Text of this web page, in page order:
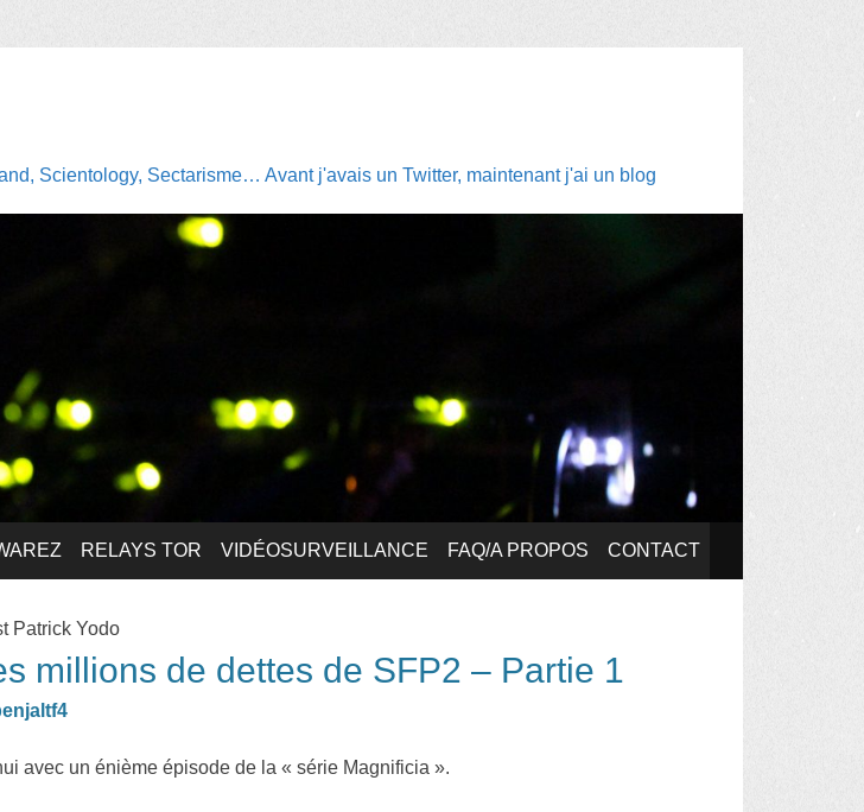
Scientology, Sectarisme… Avant j'avais un Twitter, maintenant j'ai un blog
RELAYS TOR VIDÉOSURVEILLANCE FAQ/A PROPOS CONTACT
Patrick Yodo
millions de dettes de SFP2 – Partie 1
avec un énième épisode de la « série Magnificia ».